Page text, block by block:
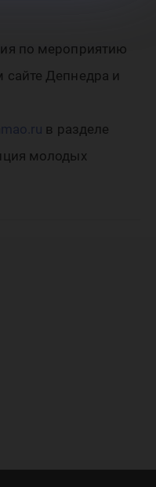
по мероприятию
Депнедра и
в разделе
молодых